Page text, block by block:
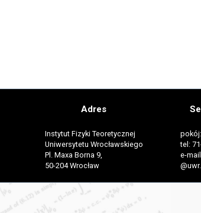
Adres
Instytut Fizyki Teoretycznej
Uniwersytetu Wrocławskiego
Pl. Maxa Borna 9,
50-204 Wrocław
tel:
e-